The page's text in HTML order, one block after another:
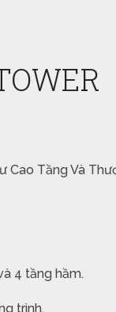
Cao Tầng Và
4 tầng hầm.
trình.